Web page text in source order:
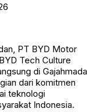
PT BYD Motor
Tech Culture
di Gajahmada
dari komitmen
teknologi
Indonesia.